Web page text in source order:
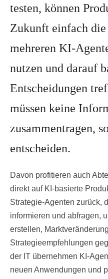
testen, können
Zukunft einfach
mehreren KI-
nutzen und darauf
Entscheidungen
müssen keine
zusammentragen,
entscheiden.
Davon profitieren auch
direkt auf KI-basierte
Strategie-Agenten zurück,
informieren und abfragen,
erstellen,
Strategieempfehlungen
der IT übernehmen KI-
neuen Anwendungen und